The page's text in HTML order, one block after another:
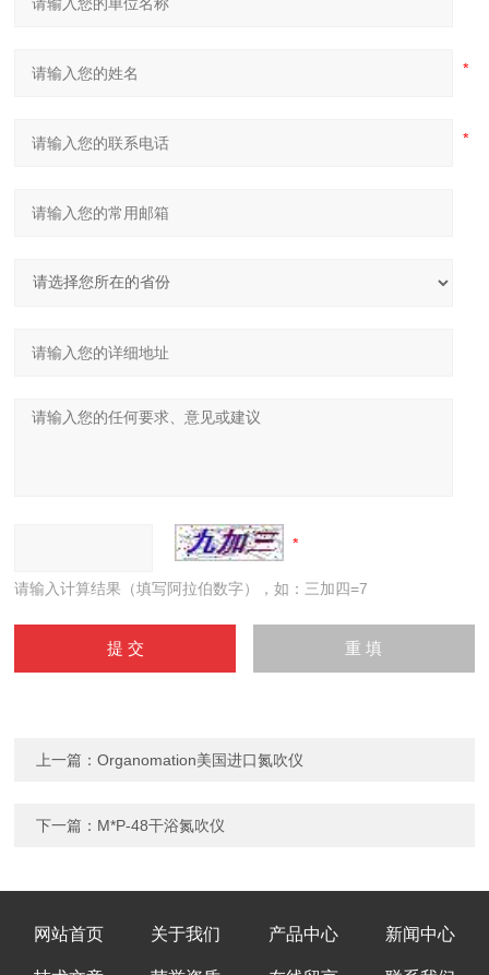
请输入计算结果（填写阿拉伯数字），如：三加四=7
上一篇：Organomation美国进口氮吹仪
下一篇： M*P-48干浴氮吹仪
网站首页 关于我们 产品中心 新闻中心